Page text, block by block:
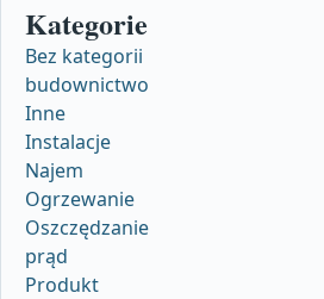
Kategorie
Bez kategorii
budownictwo
Inne
Instalacje
Najem
Ogrzewanie
Oszczędzanie
prąd
Produkt